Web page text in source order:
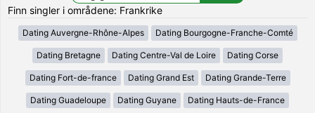
Finn singler i områdene: Frankrike
Dating Auvergne-Rhône-Alpes Dating Bourgogne-Franche-Comté
Dating Bretagne Dating Centre-Val de Loire Dating Corse
Dating Fort-de-france Dating Grand Est Dating Grande-Terre
Dating Guadeloupe Dating Guyane Dating Hauts-de-France